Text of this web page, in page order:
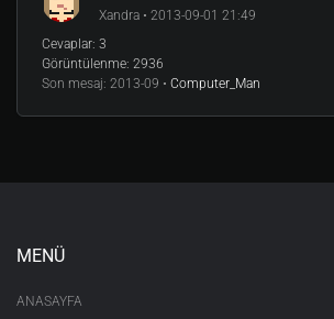
Xandra • 2013-09-01 21:49
Cevaplar: 3
Görüntülenme: 2936
Son mesaj: 2013-09 • Computer_Man
MENÜ
ANASAYFA